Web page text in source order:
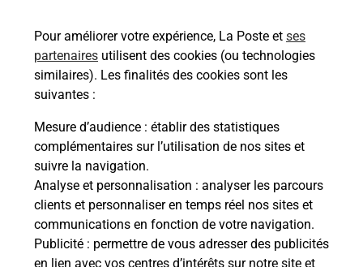
Pour améliorer votre expérience, La Poste et ses
partenaires utilisent des cookies (ou technologies
similaires). Les finalités des cookies sont les
suivantes :
Mesure d’audience : établir des statistiques
complémentaires sur l’utilisation de nos sites et
suivre la navigation.
Analyse et personnalisation : analyser les parcours
clients et personnaliser en temps réel nos sites et
communications en fonction de votre navigation.
Publicité : permettre de vous adresser des publicités
en lien avec vos centres d’intérêts sur notre site et
Malin !
La Poste
en ligne
Ouvert 24h/24
En savoir plus